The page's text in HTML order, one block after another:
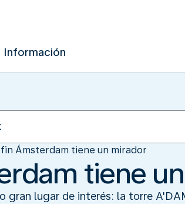
Información
Ámsterdam tiene un mirador
tiene
gran lugar de interés: la torre